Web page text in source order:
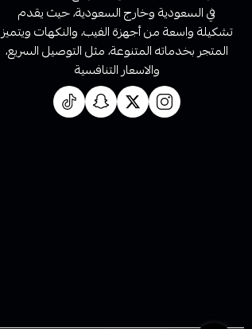
في السعودية وخارج السعودية، حيث يقدم
تشكيلة واسعة من أجهزة الفيب، والنكهات ويتميز
المتجر بخدماته المتنوعة، مثل التوصيل السريع،
والاسعار التنافسية